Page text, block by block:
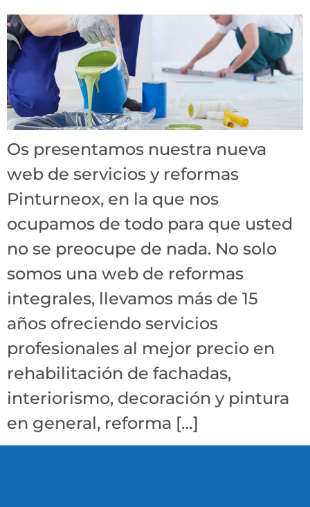
Os presentamos nuestra nueva
web de servicios y reformas
Pinturneox, en la que nos
ocupamos de todo para que usted
no se preocupe de nada. No solo
somos una web de reformas
integrales, llevamos más de 15
años ofreciendo servicios
profesionales al mejor precio en
rehabilitación de fachadas,
interiorismo, decoración y pintura
en general, reforma […]